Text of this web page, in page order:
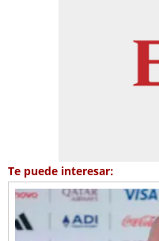
Te puede interesar: